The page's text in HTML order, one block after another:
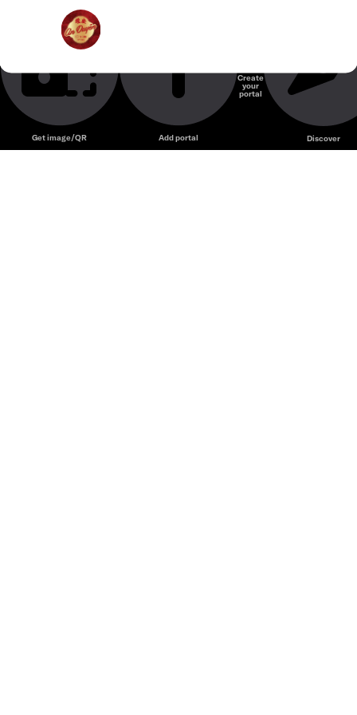
Unmute
Bếp Xanh An Duyên – Nhà hàng chay nổi tiếng với món ăn
thanh đạm và không gian yên tĩnh, nhẹ nhàng.
Get image/QR Add portal
Create
your
portal
Discover